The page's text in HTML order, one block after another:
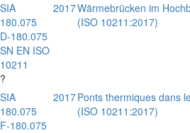
SIA
180.075
D-180.075
SN EN ISO
10211
?
2017Wärmebrücken im
(ISO 10211:2017)
SIA
180.075
F-180.075
2017Ponts thermiques dans
(ISO 10211:2017)